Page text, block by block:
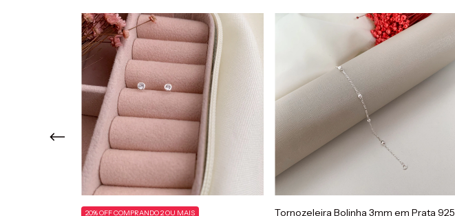
20% OFF COMPRANDO 2 OU MAIS Tornozeleira Bolinha 3mm em Prata 925